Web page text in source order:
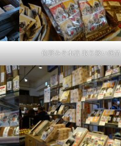
佐野みそ本店 取り扱い商品